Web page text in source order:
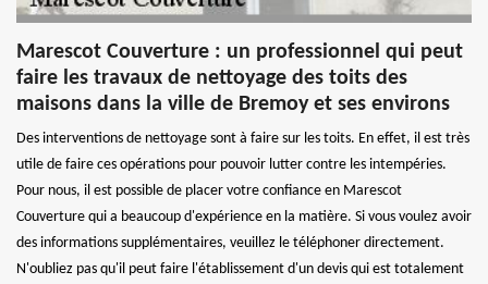
Marescot Couverture : un professionnel qui peut
faire les travaux de nettoyage des toits des
maisons dans la ville de Bremoy et ses environs
Des interventions de nettoyage sont à faire sur les toits. En effet, il est très
utile de faire ces opérations pour pouvoir lutter contre les intempéries.
Pour nous, il est possible de placer votre confiance en Marescot
Couverture qui a beaucoup d'expérience en la matière. Si vous voulez avoir
des informations supplémentaires, veuillez le téléphoner directement.
N'oubliez pas qu'il peut faire l'établissement d'un devis qui est totalement